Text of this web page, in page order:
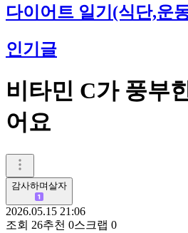
다이어트 일기(식단,운
인기글
비타민 C가 풍부
어요
감사하며살자
2026.05.15 21:06
조회 26추천 0스크랩 0